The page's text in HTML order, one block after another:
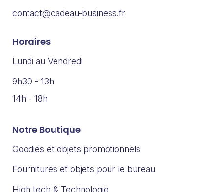
contact@cadeau-business.fr
Horaires
Lundi au Vendredi
9h30 - 13h
14h - 18h
Notre Boutique
Goodies et objets promotionnels
Fournitures et objets pour le bureau
High tech & Technologie